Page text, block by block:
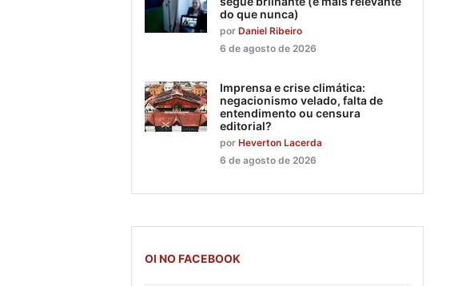
do que nunca)
por Daniel Ribeiro
6 de agosto de 2026
Imprensa e crise climática:
negacionismo velado, falta de
entendimento ou censura
editorial?
por Heverton Lacerda
6 de agosto de 2026
OI NO FACEBOOK